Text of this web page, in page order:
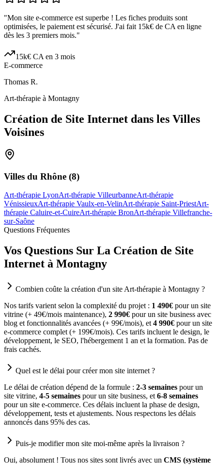
"Mon site e-commerce est superbe ! Les fiches produits sont
optimisées, le paiement est sécurisé. J'ai fait 15k€ de CA en ligne
dès les 3 premiers mois."
15k€ CA en 3 mois
E-commerce
Thomas R.
Art-thérapie à Montagny
Création de Site Internet dans les Villes
Voisines
Villes du Rhône (8)
Art-thérapie LyonArt-thérapie VilleurbanneArt-thérapie
VénissieuxArt-thérapie Vaulx-en-VelinArt-thérapie Saint-PriestArt-
thérapie Caluire-et-CuireArt-thérapie BronArt-thérapie Villefranche-
sur-Saône
Questions Fréquentes
Vos Questions Sur La Création de Site
Internet à Montagny
Combien coûte la création d'un site Art-thérapie à Montagny ?
Nos tarifs varient selon la complexité du projet : 1 490€ pour un site
vitrine (+ 49€/mois maintenance), 2 990€ pour un site business avec
blog et fonctionnalités avancées (+ 99€/mois), et 4 990€ pour un site
e-commerce complet (+ 199€/mois). Ces tarifs incluent le design, le
développement, le SEO, l'hébergement 1 an et la formation. Pas de
frais cachés.
Quel est le délai pour créer mon site internet ?
Le délai de création dépend de la formule : 2-3 semaines pour un
site vitrine, 4-5 semaines pour un site business, et 6-8 semaines
pour un site e-commerce. Ces délais incluent la phase de design,
développement, tests et ajustements. Nous respectons les délais
annoncés dans 95% des cas.
Puis-je modifier mon site moi-même après la livraison ?
Oui, absolument ! Tous nos sites sont livrés avec un CMS (système